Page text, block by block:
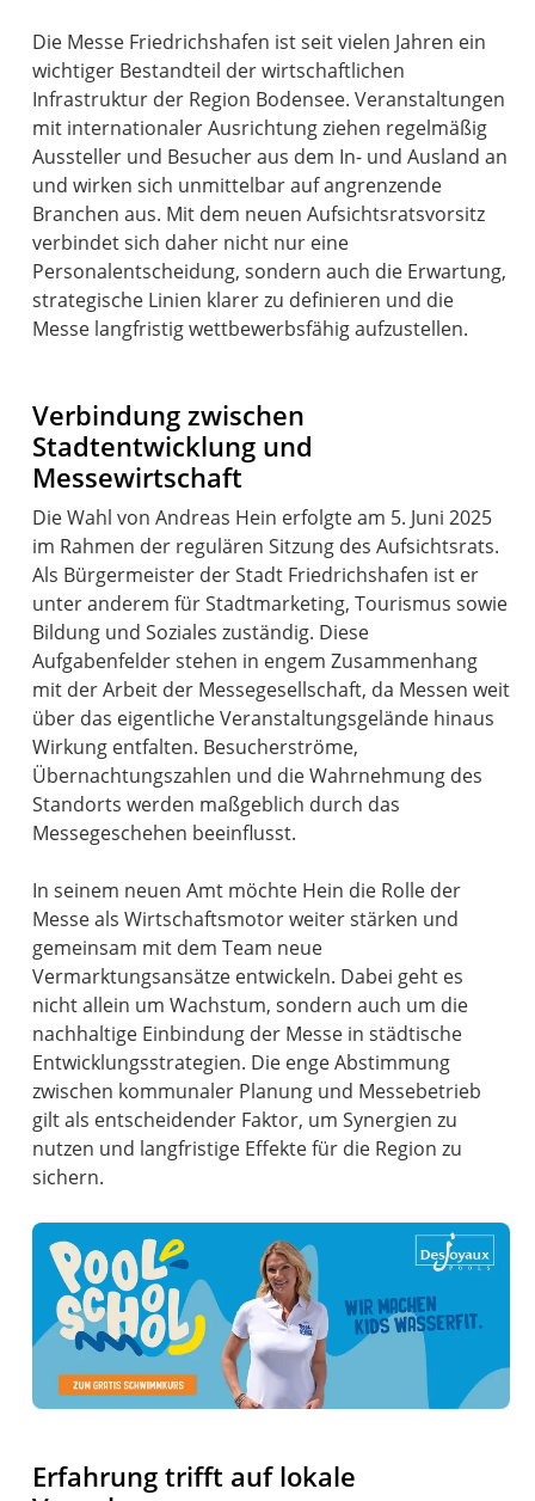
Die Messe Friedrichshafen ist seit vielen Jahren ein
wichtiger Bestandteil der wirtschaftlichen
Infrastruktur der Region Bodensee. Veranstaltungen
mit internationaler Ausrichtung ziehen regelmäßig
Aussteller und Besucher aus dem In- und Ausland an
und wirken sich unmittelbar auf angrenzende
Branchen aus. Mit dem neuen Aufsichtsratsvorsitz
verbindet sich daher nicht nur eine
Personalentscheidung, sondern auch die Erwartung,
strategische Linien klarer zu definieren und die
Messe langfristig wettbewerbsfähig aufzustellen.
Verbindung zwischen
Stadtentwicklung und
Messewirtschaft
Die Wahl von Andreas Hein erfolgte am 5. Juni 2025
im Rahmen der regulären Sitzung des Aufsichtsrats.
Als Bürgermeister der Stadt Friedrichshafen ist er
unter anderem für Stadtmarketing, Tourismus sowie
Bildung und Soziales zuständig. Diese
Aufgabenfelder stehen in engem Zusammenhang
mit der Arbeit der Messegesellschaft, da Messen weit
über das eigentliche Veranstaltungsgelände hinaus
Wirkung entfalten. Besucherströme,
Übernachtungszahlen und die Wahrnehmung des
Standorts werden maßgeblich durch das
Messegeschehen beeinflusst.
In seinem neuen Amt möchte Hein die Rolle der
Messe als Wirtschaftsmotor weiter stärken und
gemeinsam mit dem Team neue
Vermarktungsansätze entwickeln. Dabei geht es
nicht allein um Wachstum, sondern auch um die
nachhaltige Einbindung der Messe in städtische
Entwicklungsstrategien. Die enge Abstimmung
zwischen kommunaler Planung und Messebetrieb
gilt als entscheidender Faktor, um Synergien zu
nutzen und langfristige Effekte für die Region zu
sichern.
Erfahrung trifft auf lokale